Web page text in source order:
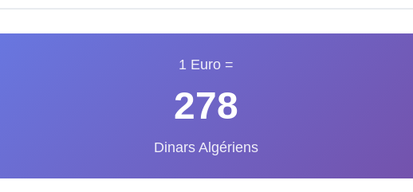
1 Euro =
278
Dinars Algériens